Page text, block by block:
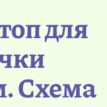
для
Схема